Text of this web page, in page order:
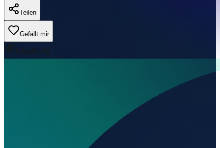
Teilen
Gefällt mir
0Aufrufe